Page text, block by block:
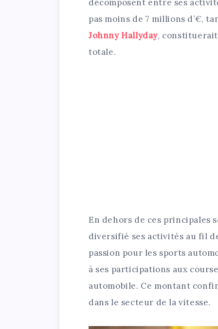
décomposent entre ses
pas moins de 7 millions d’€,
Johnny Hallyday,
totale.
En dehors de ces principales
diversifié ses activités au fil
passion pour les sports
à ses participations aux
automobile. Ce montant
dans le secteur de la vitesse.